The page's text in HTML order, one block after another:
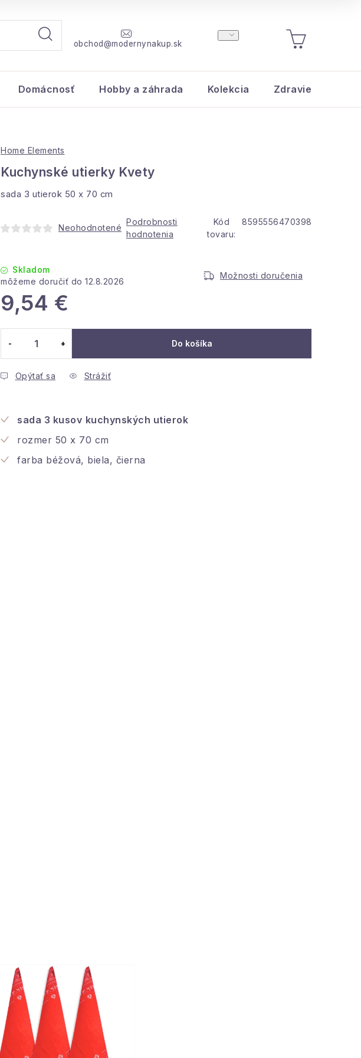
obchod@modernynakup.sk
NÁKUPNÝ
KOŠÍK
Domácnosť Hobby a záhrada Kolekcia Zdravie a krása
Home Elements
Kuchynské utierky Kvety
sada 3 utierok 50 x 70 cm
Neohodnotené
Podrobnosti
hodnotenia
Kód
tovaru:
8595556470398
Skladom
12.8.2026
Možnosti doručenia
9,54 €
Do košíka
Opýtať sa Strážiť
sada 3 kusov kuchynských utierok
rozmer 50 x 70 cm
farba béžová, biela, čierna